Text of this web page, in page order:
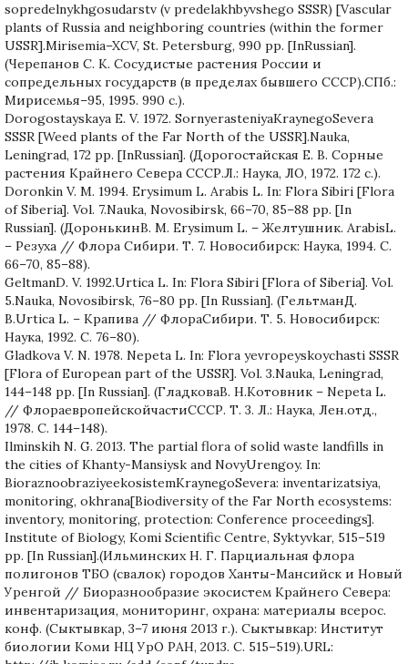
sopredelnykhgosudarstv (v predelakhbyvshego SSSR) [Vascular
plants of Russia and neighboring countries (within the former
USSR].Mirisemia–XCV, St. Petersburg, 990 pp. [InRussian].
(Черепанов С. К. Сосудистые растения России и
сопредельных государств (в пределах бывшего СССР).СПб.:
Мирисемья–95, 1995. 990 с.).
Dorogostayskaya E. V. 1972. SornyerasteniyaKraynegoSevera
SSSR [Weed plants of the Far North of the USSR].Nauka,
Leningrad, 172 pp. [InRussian]. (Дорогостайская Е. В. Сорные
растения Крайнего Севера СССР.Л.: Наука, ЛО, 1972. 172 с.).
Doronkin V. M. 1994. Erysimum L. Arabis L. In: Flora Sibiri [Flora
of Siberia]. Vol. 7.Nauka, Novosibirsk, 66–70, 85–88 pp. [In
Russian]. (ДоронькинВ. М. Erysimum L. – Желтушник. ArabisL.
– Резуха // Флора Сибири. Т. 7. Новосибирск: Наука, 1994. С.
66–70, 85–88).
GeltmanD. V. 1992.Urtica L. In: Flora Sibiri [Flora of Siberia]. Vol.
5.Nauka, Novosibirsk, 76–80 pp. [In Russian]. (ГельтманД.
В.Urtica L. – Крапива // ФлораСибири. Т. 5. Новосибирск:
Наука, 1992. С. 76–80).
Gladkova V. N. 1978. Nepeta L. In: Flora yevropeyskoychasti SSSR
[Flora of European part of the USSR]. Vol. 3.Nauka, Leningrad,
144–148 pp. [In Russian]. (ГладковаВ. Н.Котовник – Nepeta L.
// ФлораевропейскойчастиСССР. Т. 3. Л.: Наука, Лен.отд.,
1978. С. 144–148).
Ilminskih N. G. 2013. The partial flora of solid waste landfills in
the cities of Khanty-Mansiysk and NovyUrengoy. In:
BioraznoobraziyeekosistemKraynegoSevera: inventarizatsiya,
monitoring, okhrana[Biodiversity of the Far North ecosystems:
inventory, monitoring, protection: Conference proceedings].
Institute of Biology, Komi Scientific Centre, Syktyvkar, 515–519
pp. [In Russian].(Ильминских Н. Г. Парциальная флора
полигонов ТБО (свалок) городов Ханты-Мансийск и Новый
Уренгой // Биоразнообразие экосистем Крайнего Севера:
инвентаризация, мониторинг, охрана: материалы всерос.
конф. (Сыктывкар, 3–7 июня 2013 г.). Сыктывкар: Институт
биологии Коми НЦ УрО РАН, 2013. С. 515–519).URL: